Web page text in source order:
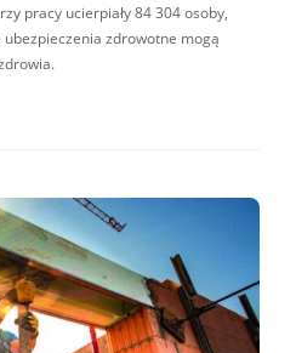
pracy ucierpiały 84 304 osoby,
ubezpieczenia zdrowotne mogą